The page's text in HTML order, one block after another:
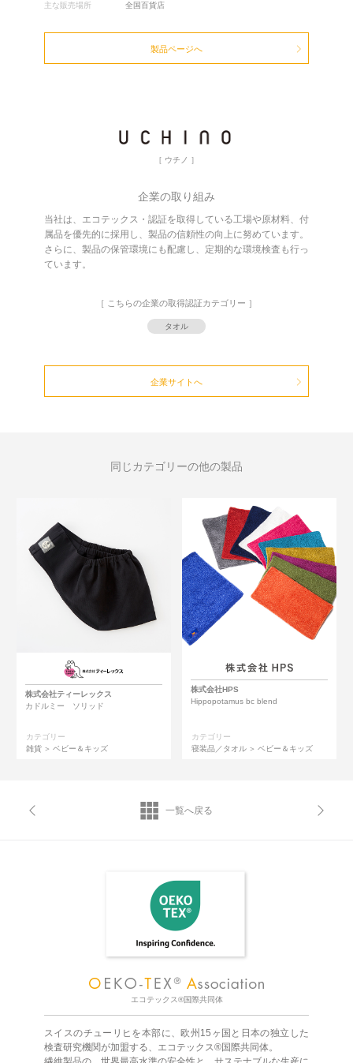
主な販売場所
全国百貨店
製品ページへ
［ ウチノ ］
企業の取り組み
当社は、エコテックス・認証を取得している工場や原材料、付
属品を優先的に採用し、製品の信頼性の向上に努めています。
さらに、製品の保管環境にも配慮し、定期的な環境検査も行っ
ています。
［ こちらの企業の取得認証カテゴリー ］
タオル
企業サイトへ
同じカテゴリーの他の製品
株式会社ティーレックス
カドルミー ソリッド
カテゴリー
雑貨
ベビー＆キッズ
株式会社HPS
Hippopotamus bc blend
カテゴリー
寝装品／タオル
ベビー＆キッズ
一覧へ戻る
エコテックス®国際共同体
スイスのチューリヒを本部に、欧州15ヶ国と日本の独立した
検査研究機関が加盟する、エコテックス®国際共同体。